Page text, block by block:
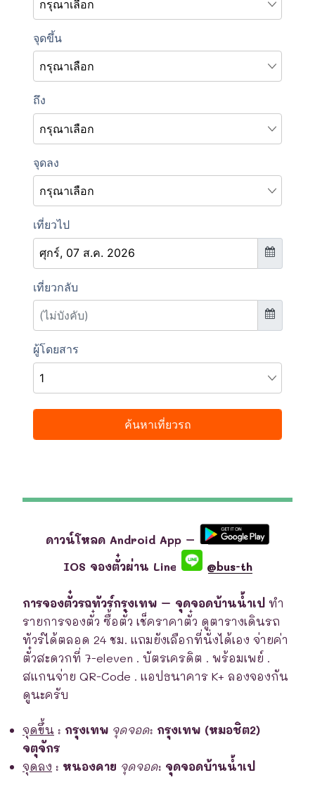
ดาวน์โหลด Android App –
IOS จองตั๋วผ่าน Line
@bus-th
การจองตั๋วรถทัวร์กรุงเทพ – จุดจอดบ้านน้ำเป ทำ
รายการจองตั๋ว ซื้อตั๋ว เช็คราคาตั๋ว ดูตารางเดินรถ
ทัวร์ได้ตลอด 24 ชม. แถมยังเลือกที่นั่งได้เอง จ่ายค่า
ตั๋วสะดวกที่ 7-eleven . บัตรเครดิต . พร้อมเพย์ .
สแกนจ่าย QR-Code . แอปธนาคาร K+ ลองจองกัน
ดูนะครับ
จุดขึ้น : กรุงเทพ จุดจอด: กรุงเทพ (หมอชิต2)
จตุจักร
จุดลง : หนองคาย จุดจอด: จุดจอดบ้านน้ำเป